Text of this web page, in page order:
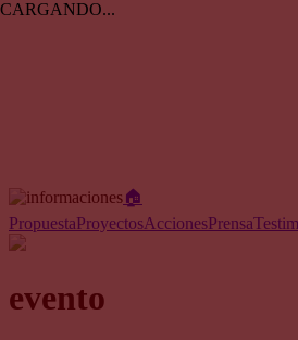
CARGANDO...
🏠︎
PropuestaProyectosAccionesPrensa
evento